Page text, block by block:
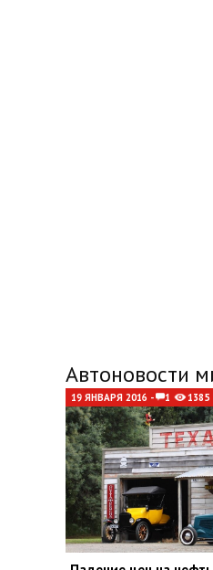
Автоновости
19 ЯНВАРЯ 2016 - 1 1385